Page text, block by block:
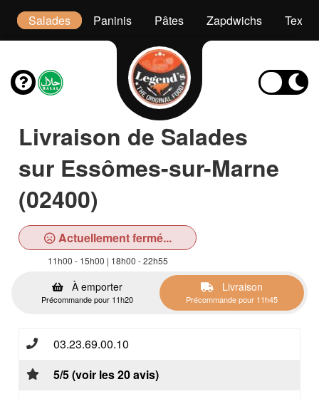
Salades Paninis Pâtes Zapdwichs Tex
Livraison de Salades
sur Essômes-sur-Marne
(02400)
Actuellement fermé...
11h00 - 15h00 | 18h00 - 22h55
À emporter
Précommande pour 11h20
Livraison
Précommande pour 11h45
03.23.69.00.10
5/5 (voir les 20 avis)